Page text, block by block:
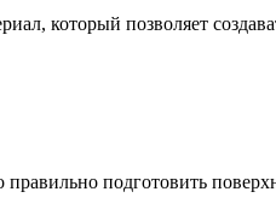
который позволяет
подготовить